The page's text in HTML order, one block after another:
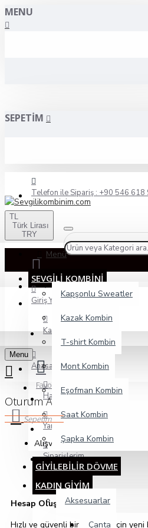
MENU
SEPETIM
Telefon ile Sipariş : +90 546 618
TL
Türk Lirası
TRY
Anasayfa
Hakkımızda
Yardım Talebi
Siparişlerim
Giriş Yap
Favorilerim
Sepetim
Alışveriş sepetiniz boş!
Menü
SEVGİLİ KOMBİNİ
Kapşonlu Sweatler
Kazak Kombin
T-shirt Kombin
Mont Kombin
Eşofman Kombin
Saat Kombin
Şapka Kombin
GİYİLEBİLİR DÖVME
KADIN GİYİM
Aksesuarlar
Çanta
Giriş Yap
Kayıt Ol
Menu
Oturum Aç
Hesap Oluştur
Hızlı ve güvenli bir alışveriş için